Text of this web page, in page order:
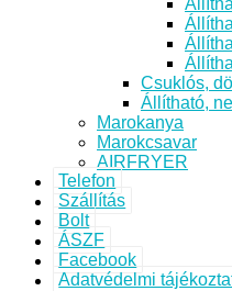
Csuklós,
Állítható,
Marokanya
Marokcsavar
AIRFRYER
Telefon
Szállítás
Bolt
ÁSZF
Facebook
Adatvédelmi